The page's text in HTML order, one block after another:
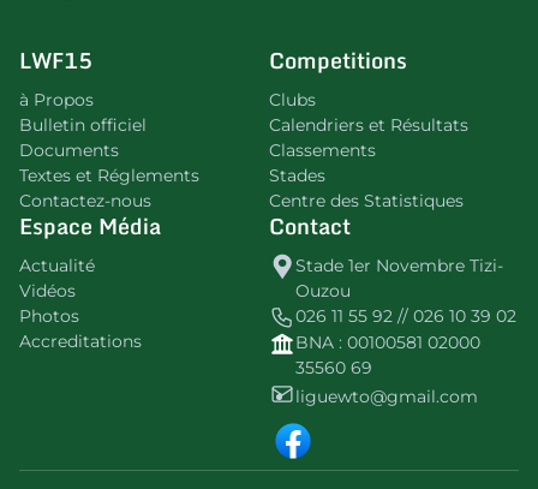
LWF15
à Propos
Bulletin officiel
Documents
Textes et Réglements
Contactez-nous
Competitions
Clubs
Calendriers et Résultats
Classements
Stades
Centre des Statistiques
Espace Média
Actualité
Vidéos
Photos
Accreditations
Contact
Stade 1er Novembre Tizi-
Ouzou
026 11 55 92 // 026 10 39 02
BNA : 00100581 02000
35560 69
liguewto@gmail.com